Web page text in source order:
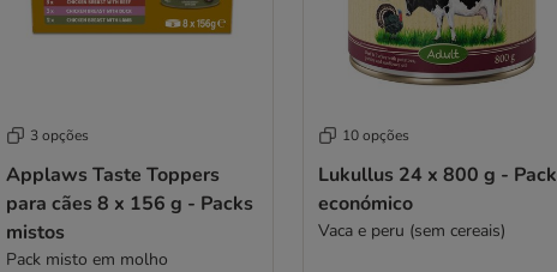
3 opções
Applaws Taste Toppers
para cães 8 x 156 g - Packs
mistos
Pack misto em molho
10 opções
Lukullus 24 x 800 g - Pack
económico
Vaca e peru (sem cereais)